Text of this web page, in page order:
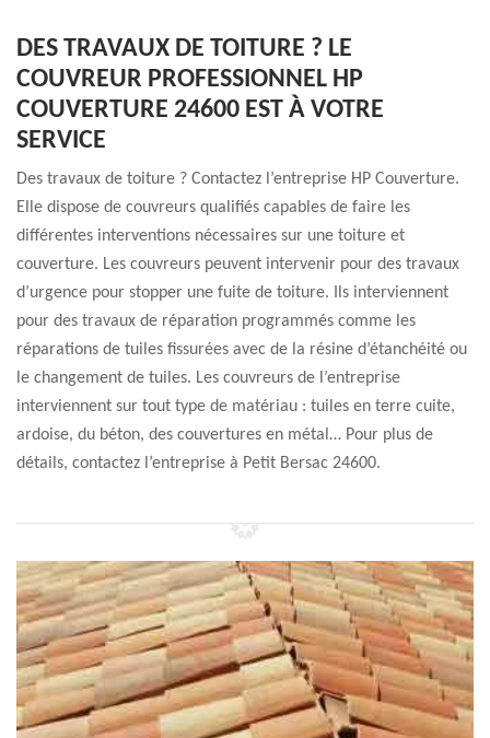
DES TRAVAUX DE TOITURE ? LE
COUVREUR PROFESSIONNEL HP
COUVERTURE 24600 EST À VOTRE
SERVICE
Des travaux de toiture ? Contactez l’entreprise HP Couverture.
Elle dispose de couvreurs qualifiés capables de faire les
différentes interventions nécessaires sur une toiture et
couverture. Les couvreurs peuvent intervenir pour des travaux
d’urgence pour stopper une fuite de toiture. Ils interviennent
pour des travaux de réparation programmés comme les
réparations de tuiles fissurées avec de la résine d’étanchéité ou
le changement de tuiles. Les couvreurs de l’entreprise
interviennent sur tout type de matériau : tuiles en terre cuite,
ardoise, du béton, des couvertures en métal… Pour plus de
détails, contactez l’entreprise à Petit Bersac 24600.